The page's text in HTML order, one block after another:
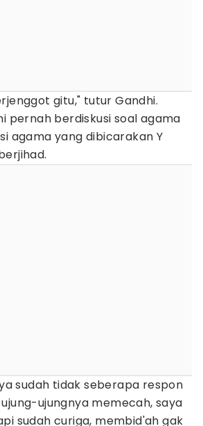
gitu," tutur Gandhi.
pernah berdiskusi soal agama
agama yang dibicarakan Y
sudah tidak seberapa respon
ujungnya memecah, saya
sudah curiga, membid'ah gak